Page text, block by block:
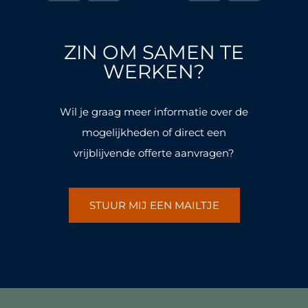
e
o
t
r
a
m
e
o
k
t
ZIN OM SAMEN TE
WERKEN?
Wil je graag meer informatie over de
mogelijkheden of direct een
vrijblijvende offerte aanvragen?
STUUR MIJ EEN MAILTJE